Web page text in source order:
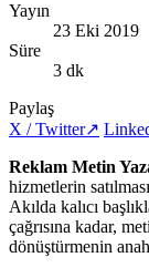
Yayın
23 Eki 2019
Süre
3 dk
Paylaş
X / Twitter↗
Reklam Metin
hizmetlerin
Akılda kalıcı
çağrısına kadar,
dönüştürmenin